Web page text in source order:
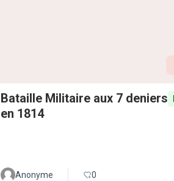
Bataille Militaire aux 7 deniers
en 1814
Anonyme 0